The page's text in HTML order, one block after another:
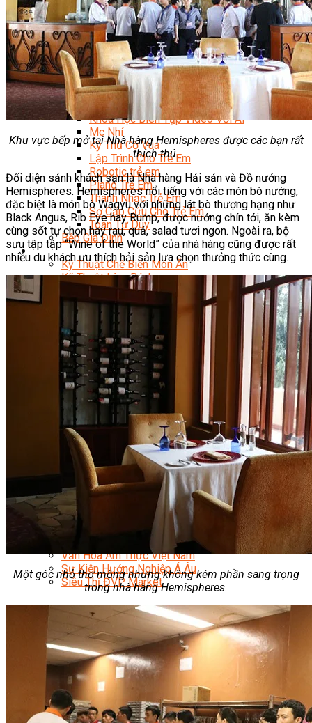
Trại Hè Hướng Nghiệp
Chuyên Đề Á Âu Kitchen For Kid & Teen
Chuyên Đề Kỹ Năng Sống
Khóa Học Nấu Ăn Cho Bé
Hội Họa Thiếu Nhi
Digital Art For Kids
Khóa Học Thiết Kế Truyện Tranh Ai
Khóa Học Họa Sĩ Ai
Khóa Học Biên Tập Video Với Ai
Mc Nhí
Kỳ Thủ Cờ Vua
Lập Trình Cho Trẻ Em
Robotic trẻ em
Piano Trẻ Em
Thanh Nhạc Trẻ Em
Sơ Cấp Cứu Cho Trẻ Em
Toán Tư Duy
Bếp Gia Đình
Trung Cấp CET
Kỹ Thuật Chế Biến Món Ăn
Kỹ Thuật Làm Bánh
Kỹ Thuật Pha Chế Đồ Uống
Quản Trị Khách Sạn
Quản Lý Kinh Doanh Nhà Hàng Và Dịch Vụ Ăn Uống
Hướng Dẫn Du Lịch
Quản Trị Lữ Hành
Marketing
Tạo Mẫu Và Chăm Sóc Sắc Đẹp
Truyền Thông Đa Phương Tiện
Công Nghệ Thông Tin
An Ninh Mạng
Thiết Kế Đồ Họa
Âm Nhạc
Điện Công Nghiệp Và Dân Dụng
Văn Hóa Phổ Thông
Nâng Cao Năng Lực Tiếng Anh – Chuẩn TOEIC
Tin Tức
HỌC BỔNG 2026
Học kỹ năng
Văn Hóa Ẩm Thực Việt Nam
Sự Kiện Hướng Nghiệp Á Âu
Siêu Thị ĐVP Market
Chưa có sản phẩm trong giỏ hàng.
Giỏ hàng
Khu vực bếp mở tại Nhà hàng Hemispheres được các bạn rất
thích thú.
Đối diện sảnh khách sạn là Nhà hàng Hải sản và Đồ nướng
Hemispheres. Hemispheres nổi tiếng với các món bò nướng,
đặc biệt là món bò Wagyu với những lát bò thượng hạng như
Black Angus, Rib Eye hay Rump, được nướng chín tới, ăn kèm
cùng sốt tự chọn hay rau, quả, salad tươi ngon. Ngoài ra, bộ
sưu tập tập “Wine of the World” của nhà hàng cũng được rất
nhiều du khách ưu thích hải sản lựa chọn thưởng thức cùng.
Một góc nhỏ thơ mộng nhưng không kém phần sang trọng
trong nhà hàng Hemispheres.